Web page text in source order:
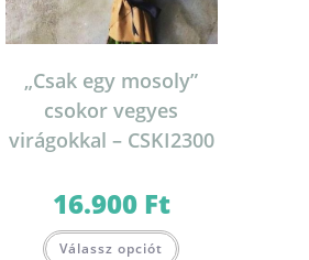
„Csak egy mosoly”
csokor vegyes
virágokkal – CSKI2300
16.900 Ft
Válassz opciót